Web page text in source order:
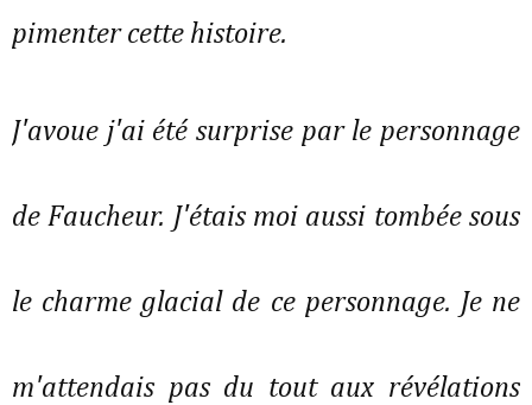
pimenter cette histoire.
J'avoue j'ai été surprise par le personnage
de Faucheur. J'étais moi aussi tombée sous
le charme glacial de ce personnage. Je ne
m'attendais pas du tout aux révélations